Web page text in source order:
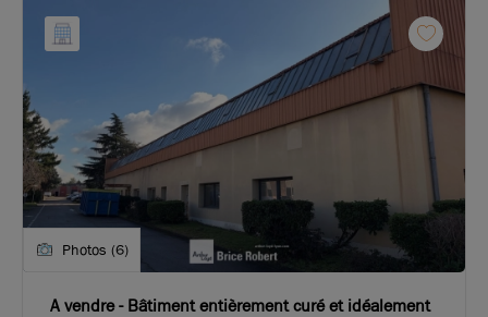
Photos (6)
A vendre - Bâtiment entièrement curé et idéalement